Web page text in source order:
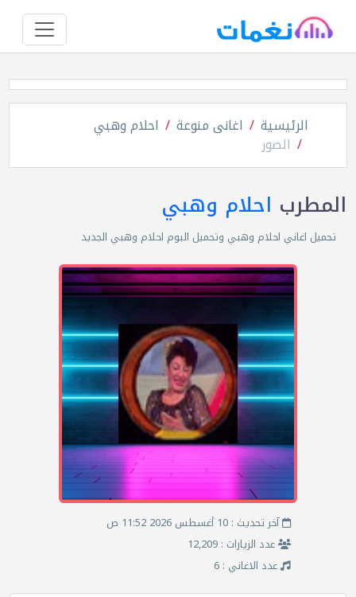
الرئيسية اغانى منوعة احلام وهبي
الصور
المطرب احلام وهبي
تحميل اغاني احلام وهبي وتحميل البوم احلام وهبي الجديد
آخر تحديث : 10 أغسطس 2026 11:52 ص
عدد الزيارات : 12,209
عدد الاغاني : 6